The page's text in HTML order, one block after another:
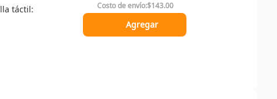
táctil:
Costo de envío:$143.00
Agregar